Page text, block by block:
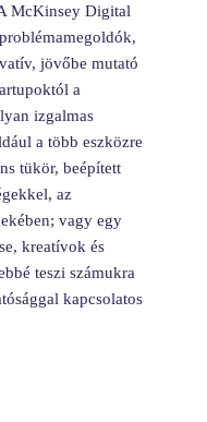
McKinsey Digital
jövőbe mutató
a
izgalmas
a több eszközre
tükör, beépített
az
vagy egy
kreatívok és
teszi számukra
kapcsolatos